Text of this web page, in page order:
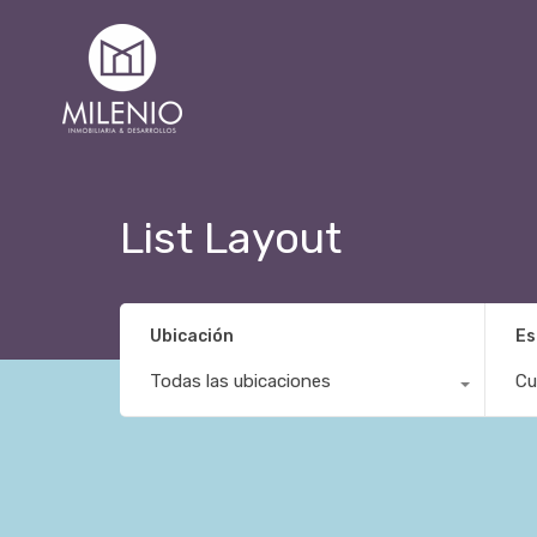
List Layout
Ubicación
Todas las ubicaciones